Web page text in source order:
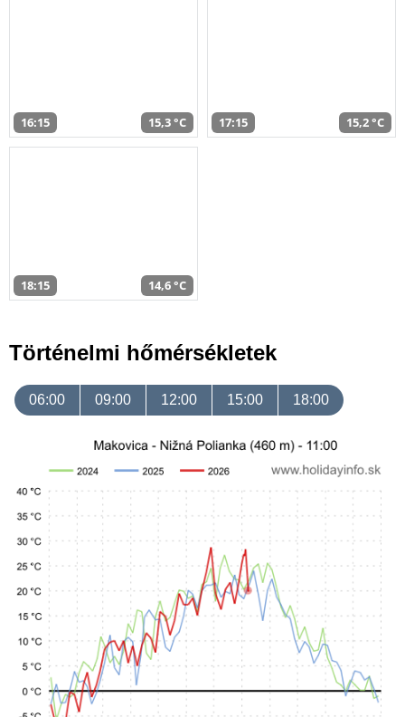
16:15 15,3 °C 17:15 15,2 °C
18:15 14,6 °C
Történelmi hőmérsékletek
06:00 09:00 12:00 15:00 18:00